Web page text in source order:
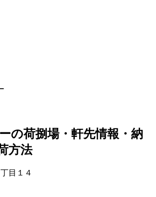
の荷捌場・軒先情報・納
方法
目１４